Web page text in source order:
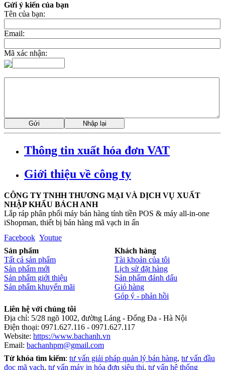
Gửi ý kiến của bạn
Tên của bạn:
Email:
Mã xác nhận:
Thông tin xuất hóa đơn VAT
Giới thiệu về công ty
CÔNG TY TNHH THƯƠNG MẠI VÀ DỊCH VỤ XUẤT
NHẬP KHẨU BÁCH ANH
Lắp ráp phân phối máy bán hàng tính tiền POS & máy all-in-one
iShopman, thiết bị bán hàng mã vạch in ấn
Facebook Youtue
Sản phẩm
Tất cả sản phẩm
Sản phẩm mới
Sản phẩm giới thiệu
Sản phẩm khuyến mãi
Khách hàng
Tài khoản của tôi
Lịch sử đặt hàng
Sản phẩm đánh dấu
Giỏ hàng
Góp ý - phản hồi
Liên hệ với chúng tôi
Địa chỉ: 5/28 ngõ 1002, đường Láng - Đống Đa - Hà Nội
Điện thoại: 0971.627.116 - 0971.627.117
Website: https://www.bachanh.vn
Email: bachanhpm@gmail.com
Từ khóa tìm kiếm: tư vấn giải pháp quản lý bán hàng, tư vấn đầu
đọc mã vạch, tư vấn máy in hóa đơn siêu thị, tư vấn hệ thống